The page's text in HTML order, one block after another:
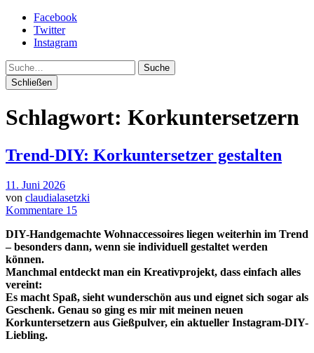
Facebook
Twitter
Instagram
Suche
Schließen
Schlagwort: Korkuntersetzern
Trend-DIY: Korkuntersetzer gestalten
11. Juni 2026
von claudialasetzki
Kommentare 15
DIY-Handgemachte Wohnaccessoires liegen weiterhin im Trend
– besonders dann, wenn sie individuell gestaltet werden
können.
Manchmal entdeckt man ein Kreativprojekt, dass einfach alles
vereint:
Es macht Spaß, sieht wunderschön aus und eignet sich sogar als
Geschenk. Genau so ging es mir mit meinen neuen
Korkuntersetzern aus Gießpulver, ein aktueller Instagram-DIY-
Liebling.